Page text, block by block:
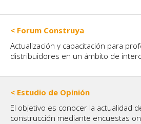
< Forum Construya
Actualización y capacitación para
distribuidores en un ámbito de
< Estudio de Opinión
El objetivo es conocer la actualidad
construcción mediante encuestas